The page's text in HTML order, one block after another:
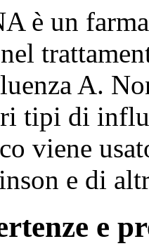
è un
A.
tipi di
viene
e di
e